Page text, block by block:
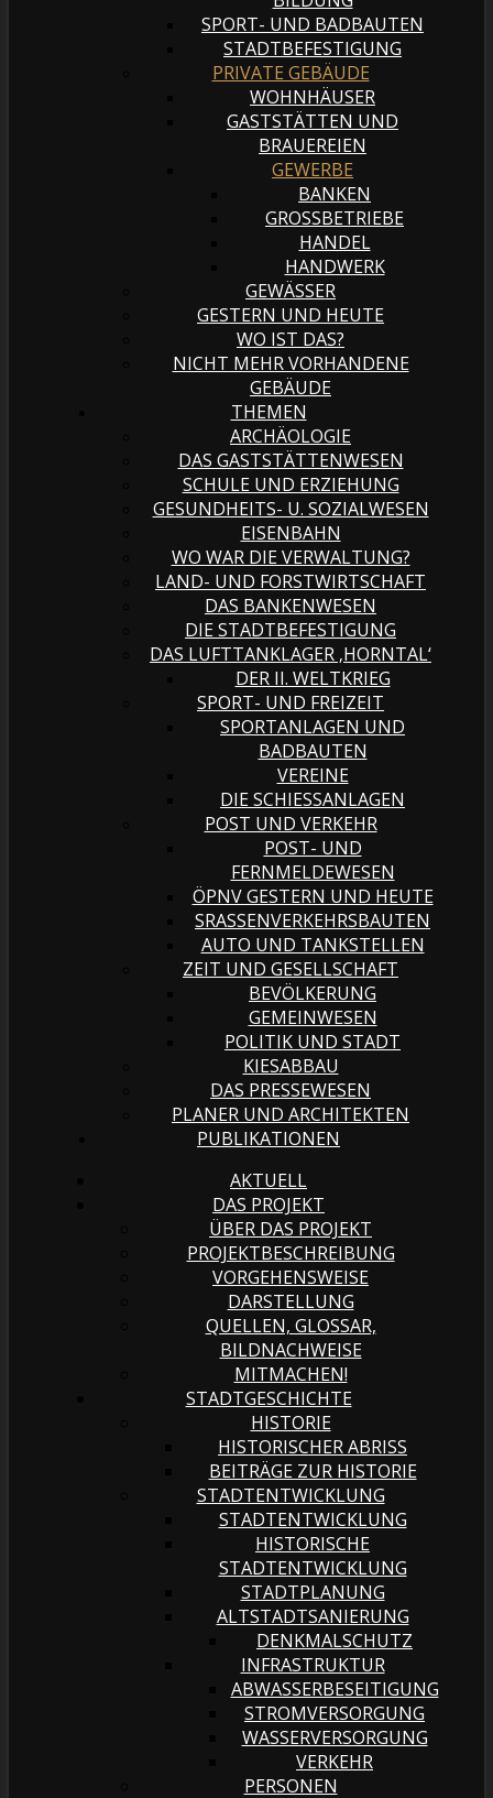
SPORT- UND BADBAUTEN
STADTBEFESTIGUNG
PRIVATE GEBÄUDE
WOHNHÄUSER
GASTSTÄTTEN UND
BRAUEREIEN
GEWERBE
BANKEN
GROSSBETRIEBE
HANDEL
HANDWERK
GEWÄSSER
GESTERN UND HEUTE
WO IST DAS?
NICHT MEHR VORHANDENE
GEBÄUDE
THEMEN
ARCHÄOLOGIE
DAS GASTSTÄTTENWESEN
SCHULE UND ERZIEHUNG
GESUNDHEITS- U. SOZIALWESEN
EISENBAHN
WO WAR DIE VERWALTUNG?
LAND- UND FORSTWIRTSCHAFT
DAS BANKENWESEN
DIE STADTBEFESTIGUNG
DAS LUFTTANKLAGER ‚HORNTAL‘
DER II. WELTKRIEG
SPORT- UND FREIZEIT
SPORTANLAGEN UND
BADBAUTEN
VEREINE
DIE SCHIESSANLAGEN
POST UND VERKEHR
POST- UND
FERNMELDEWESEN
ÖPNV GESTERN UND HEUTE
SRASSENVERKEHRSBAUTEN
AUTO UND TANKSTELLEN
ZEIT UND GESELLSCHAFT
BEVÖLKERUNG
GEMEINWESEN
POLITIK UND STADT
KIESABBAU
DAS PRESSEWESEN
PLANER UND ARCHITEKTEN
PUBLIKATIONEN
AKTUELL
DAS PROJEKT
ÜBER DAS PROJEKT
PROJEKTBESCHREIBUNG
VORGEHENSWEISE
DARSTELLUNG
QUELLEN, GLOSSAR,
BILDNACHWEISE
MITMACHEN!
STADTGESCHICHTE
HISTORIE
HISTORISCHER ABRISS
BEITRÄGE ZUR HISTORIE
STADTENTWICKLUNG
STADTENTWICKLUNG
HISTORISCHE
STADTENTWICKLUNG
STADTPLANUNG
ALTSTADTSANIERUNG
DENKMALSCHUTZ
INFRASTRUKTUR
ABWASSERBESEITIGUNG
STROMVERSORGUNG
WASSERVERSORGUNG
VERKEHR
PERSONEN